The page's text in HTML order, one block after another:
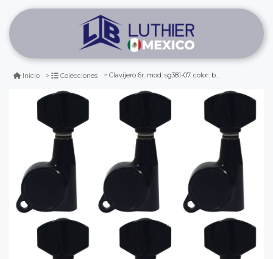
Inicio Colecciones Clavijero 6r. mod: sg381-07. color: black